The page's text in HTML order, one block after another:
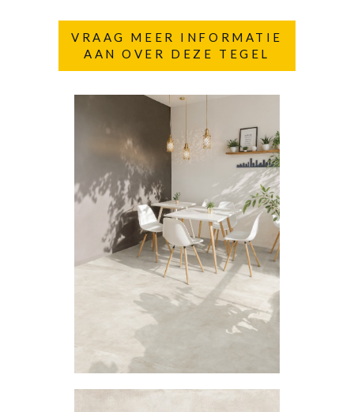
VRAAG MEER INFORMATIE
AAN OVER DEZE TEGEL